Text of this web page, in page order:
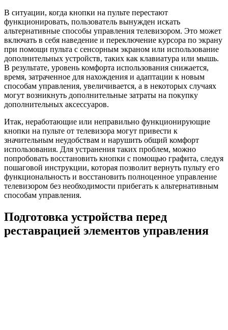
В ситуации, когда кнопки на пульте перестают
функционировать, пользователь вынужден искать
альтернативные способы управления телевизором. Это может
включать в себя наведение и переключение курсора по экрану
при помощи пульта с сенсорным экраном или использование
дополнительных устройств, таких как клавиатура или мышь.
В результате, уровень комфорта использования снижается,
время, затраченное для нахождения и адаптации к новым
способам управления, увеличивается, а в некоторых случаях
могут возникнуть дополнительные затраты на покупку
дополнительных аксессуаров.
Итак, неработающие или неправильно функционирующие
кнопки на пульте от телевизора могут привести к
значительным неудобствам и нарушить общий комфорт
использования. Для устранения таких проблем, можно
попробовать восстановить кнопки с помощью графита, следуя
пошаговой инструкции, которая позволит вернуть пульту его
функциональность и восстановить полноценное управление
телевизором без необходимости прибегать к альтернативным
способам управления.
Подготовка устройства перед
реставрацией элементов управления